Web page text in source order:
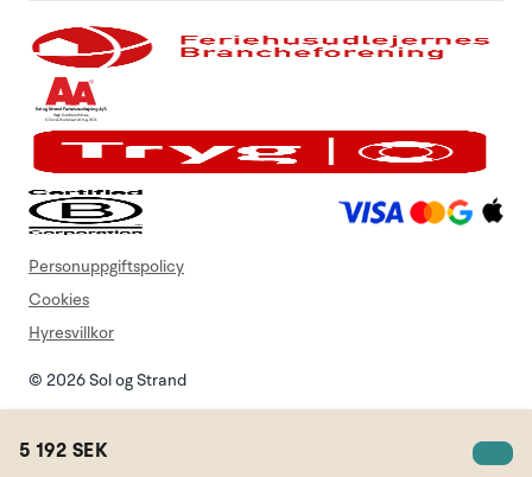
5 192 SEK
© 2026 Sol og Strand
Personuppgiftspolicy
Cookies
Hyresvillkor